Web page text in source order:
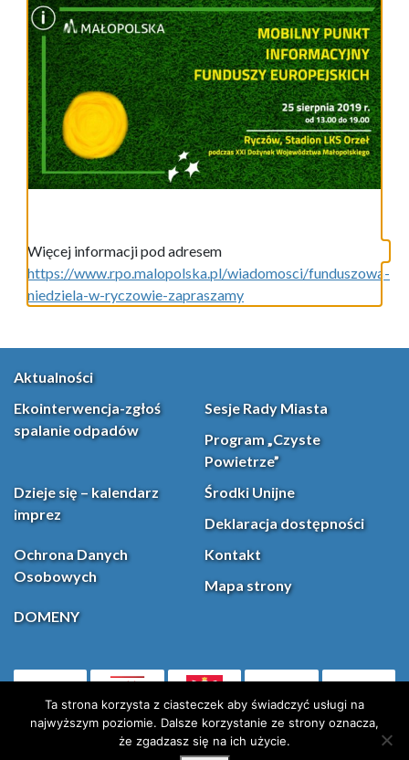
Więcej informacji pod adresem
https://www.rpo.malopolska.pl/wiadomosci/funduszowa-
niedziela-w-ryczowie-zapraszamy
Aktualności
Ekointerwencja-zgłoś
spalanie odpadów
Sesje Rady Miasta
Program „Czyste
Powietrze”
Dzieje się – kalendarz
imprez
Środki Unijne
Deklaracja dostępności
Ochrona Danych
Osobowych
Kontakt
Mapa strony
DOMENY
(otwiera się w nowej karcie)Facebook
Ta strona korzysta z ciasteczek aby świadczyć usługi na
najwyższym poziomie. Dalsze korzystanie ze strony oznacza,
że zgadzasz się na ich użycie.